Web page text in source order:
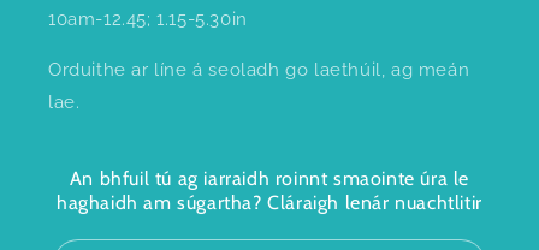
10am-12.45; 1.15-5.30in
Orduithe ar líne á seoladh go laethúil, ag meán
lae.
An bhfuil tú ag iarraidh roinnt smaointe úra le
haghaidh am súgartha? Cláraigh lenár nuachtlitir